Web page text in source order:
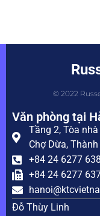
© 2022
Văn phòng tại
Tầng 2, Tòa
Chợ Dừa,
+84 24 6277
+84 24 6277
Đỗ Thùy Linh